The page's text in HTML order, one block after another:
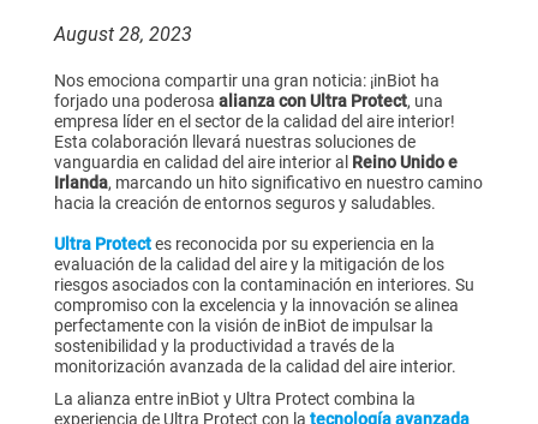
August 28, 2023
Nos emociona compartir una gran noticia: ¡inBiot ha
forjado una poderosa alianza con Ultra Protect, una
empresa líder en el sector de la calidad del aire interior!
Esta colaboración llevará nuestras soluciones de
vanguardia en calidad del aire interior al Reino Unido e
Irlanda, marcando un hito significativo en nuestro camino
hacia la creación de entornos seguros y saludables.
Ultra Protectes reconocida por su experiencia en la
evaluación de la calidad del aire y la mitigación de los
riesgos asociados con la contaminación en interiores. Su
compromiso con la excelencia y la innovación se alinea
perfectamente con la visión de inBiot de impulsar la
sostenibilidad y la productividad a través de la
monitorización avanzada de la calidad del aire interior.
La alianza entre inBiot y Ultra Protect combina la
experiencia de Ultra Protect con la tecnología avanzada